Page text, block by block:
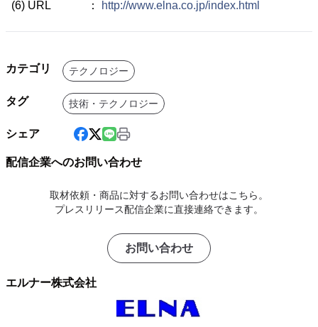
(6) URL ：
http://www.elna.co.jp/index.html
カテゴリ テクノロジー
タグ 技術・テクノロジー
シェア
配信企業へのお問い合わせ
取材依頼・商品に対するお問い合わせはこちら。
プレスリリース配信企業に直接連絡できます。
お問い合わせ
エルナー株式会社